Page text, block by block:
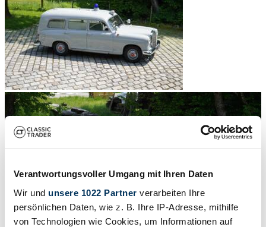
Verantwortungsvoller Umgang mit Ihren Daten
Wir und unsere 1022 Partner verarbeiten Ihre
persönlichen Daten, wie z. B. Ihre IP-Adresse, mithilfe
von Technologien wie Cookies, um Informationen auf